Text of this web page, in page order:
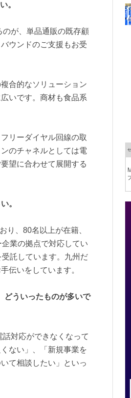
。
のが、単品通販の既存顧
ウンドのご支援もお受
合的なソリューション
いです。商材も食品系
リーダイヤル回線の取
のチャネルとしては電
望に合わせて展開する
。
り、80名以上が在籍、
業の拠点で対応してい
託しています。九州だ
伝いをしています。
ういったものが多いで
話対応ができなくなって
ない」、「新規事業を
て相談したい」といっ